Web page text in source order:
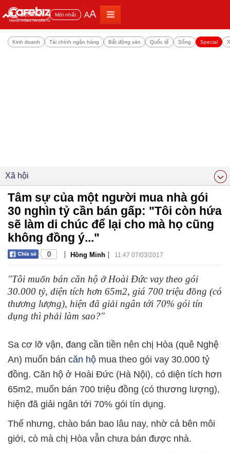
Đọc nhiều Mới nhất AA
Kinh doanh Tài chính ngân hàng Bất động sản Quốc tế Sống Special
Xã hội
Tâm sự của một người mua nhà gói
30 nghìn tỷ cần bán gấp: "Tôi còn hứa
sẽ làm di chúc để lại cho mà họ cũng
không đồng ý..."
0 | Hồng Minh | 11:47 07/03/2017
"Tôi muốn bán căn hộ ở Hoài Đức vay theo gói
30.000 tỷ, diện tích hơn 65m2, giá 700 triệu đồng (có
thương lượng), hiện đã giải ngân tới 70% gói tín
dụng thì phải làm sao?"
Sa cơ lỡ vận, đang cần tiền nên chị Hòa (quê Nghệ
An) muốn bán căn hộ mua theo gói vay 30.000 tỷ
đồng. Căn hộ ở Hoài Đức (Hà Nội), có diện tích hơn
65m2, muốn bán 700 triệu đồng (có thương lượng),
hiện đã giải ngân tới 70% gói tín dụng.
Thế nhưng, chào bán bao lâu nay, nhờ cả bên môi
giới, cò mà chị Hòa vẫn chưa bán được nhà.